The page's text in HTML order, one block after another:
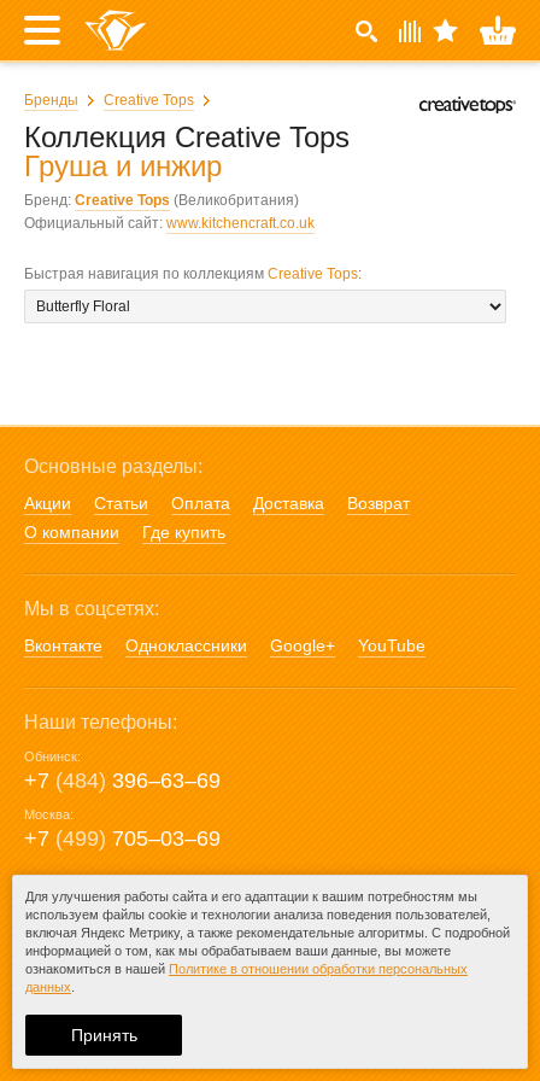
Бренды Creative Tops
Коллекция Creative Tops
Груша и инжир
Бренд: Creative Tops (Великобритания)
Официальный сайт: www.kitchencraft.co.uk
Быстрая навигация по коллекциям Creative Tops:
Основные разделы:
Акции Статьи Оплата Доставка
Возврат
О компании
Где купить
Мы в соцсетях:
Вконтакте Одноклассники Google+ YouTube
Наши телефоны:
Обнинск:
+7 (484) 396‒63‒69
Москва:
+7 (499) 705‒03‒69
E-mail:
mail@posuda40.ru
При любом копировании информации
ссылка на
Для улучшения работы сайта и его адаптации к вашим потребностям мы
используем файлы cookie и технологии анализа поведения пользователей,
включая Яндекс Метрику, а также рекомендательные алгоритмы. С подробной
информацией о том, как мы обрабатываем ваши данные, вы можете
ознакомиться в нашей Политике в отношении обработки персональных
данных
Принять